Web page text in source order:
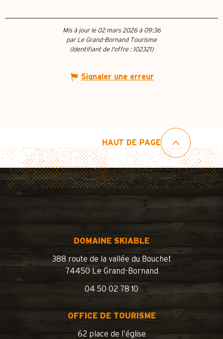
Mis à jour le 02 mars 2026 à 09:36
par Le Grand-Bornand Tourisme
(Identifiant de l'offre : 102321)
Signaler une erreur
HAUT DE PAGE
DOMAINE SKIABLE
388 route de la vallée du Bouchet
74450 Le Grand-Bornand
04 50 02 78 10
OFFICE DE TOURISME
62 place de l’église